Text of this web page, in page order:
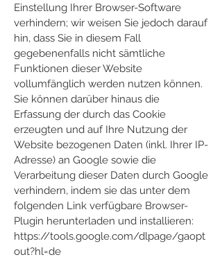
Einstellung Ihrer Browser-Software
verhindern; wir weisen Sie jedoch darauf
hin, dass Sie in diesem Fall
gegebenenfalls nicht sämtliche
Funktionen dieser Website
vollumfänglich werden nutzen können.
Sie können darüber hinaus die
Erfassung der durch das Cookie
erzeugten und auf Ihre Nutzung der
Website bezogenen Daten (inkl. Ihrer IP-
Adresse) an Google sowie die
Verarbeitung dieser Daten durch Google
verhindern, indem sie das unter dem
folgenden Link verfügbare Browser-
Plugin herunterladen und installieren:
https://tools.google.com/dlpage/gaopt
out?hl=de